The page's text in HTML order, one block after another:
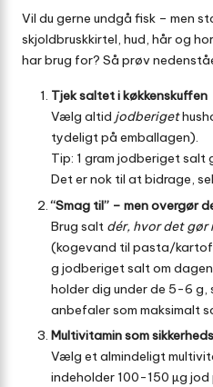
Vil du gerne undgå fisk – men
skjoldbruskkirtel, hud, hår og
har brug for? Så prøv
Tjek saltet i køkkenskuffen
Vælg altid jodberiget
tydeligt på emballagen).
Tip: 1 gram jodberiget
Det er nok til at bidrage,
“Smag til” – men overgør
Brug salt dér, hvor det gør
(kogevand til pasta/
g jodberiget salt om
holder dig under de 5-6 g,
anbefaler som maksimalt
Multivitamin som
Vælg et almindeligt
indeholder 100-150 µg